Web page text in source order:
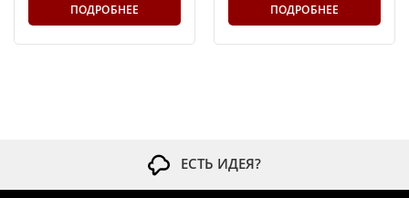
ПОДРОБНЕЕ ПОДРОБНЕЕ
ЕСТЬ ИДЕЯ?